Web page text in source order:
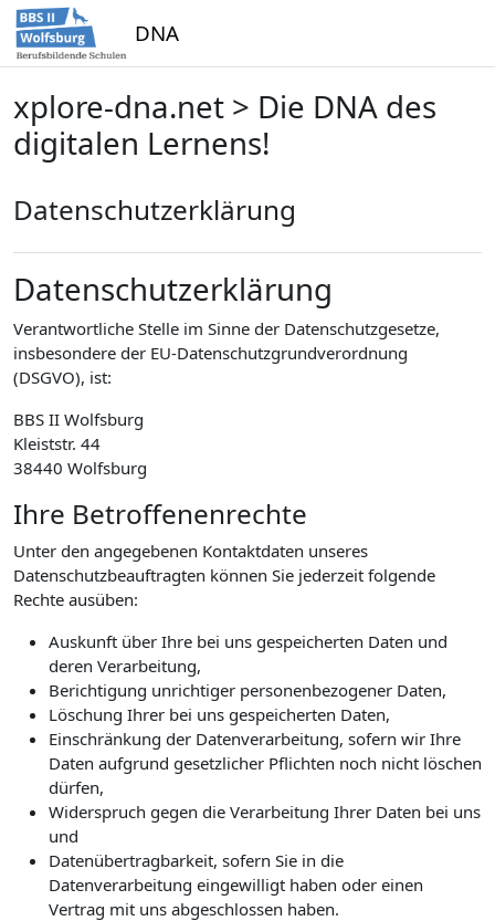
Zum Hauptinhalt
DNA
xplore-dna.net > Die DNA des
digitalen Lernens!
Datenschutzerklärung
Datenschutzerklärung
Verantwortliche Stelle im Sinne der Datenschutzgesetze,
insbesondere der EU-Datenschutzgrundverordnung
(DSGVO), ist:
BBS II Wolfsburg
Kleiststr. 44
38440 Wolfsburg
Ihre Betroffenenrechte
Unter den angegebenen Kontaktdaten unseres
Datenschutzbeauftragten können Sie jederzeit folgende
Rechte ausüben:
Auskunft über Ihre bei uns gespeicherten Daten und
deren Verarbeitung,
Berichtigung unrichtiger personenbezogener Daten,
Löschung Ihrer bei uns gespeicherten Daten,
Einschränkung der Datenverarbeitung, sofern wir Ihre
Daten aufgrund gesetzlicher Pflichten noch nicht löschen
dürfen,
Widerspruch gegen die Verarbeitung Ihrer Daten bei uns
und
Datenübertragbarkeit, sofern Sie in die
Datenverarbeitung eingewilligt haben oder einen
Vertrag mit uns abgeschlossen haben.